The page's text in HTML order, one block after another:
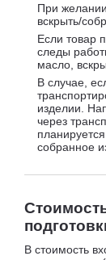
При желании
вскрыть/
Если товар
следы
масло,
В случае,
изделии.
через
собранное
В стоимость